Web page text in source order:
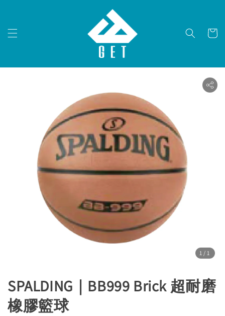
1 /1
SPALDING｜BB999 Brick 超耐磨
橡膠籃球